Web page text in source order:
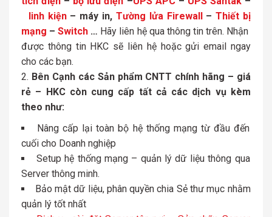
linh kiện– máy in, Tường lửa Firewall–Thiết bị
mạng –Switch … Hãy liên hệ qua thông tin trên. Nhận
được thông tin HKC sẽ liên hệ hoặc gửi email ngay
cho các bạn.
Bên Cạnh các Sản phẩm CNTT chính hãng – giá
rẻ – HKC còn cung cấp tất cả các dịch vụ kèm
theo như:
Nâng cấp lại toàn bộ hệ thống mạng từ đầu đến
cuối cho Doanh nghiệp
Setup hệ thống mạng – quản lý dữ liệu thông qua
Server thông minh.
Bảo mật dữ liệu, phân quyền chia Sẻ thư mục nhằm
quản lý tốt nhất